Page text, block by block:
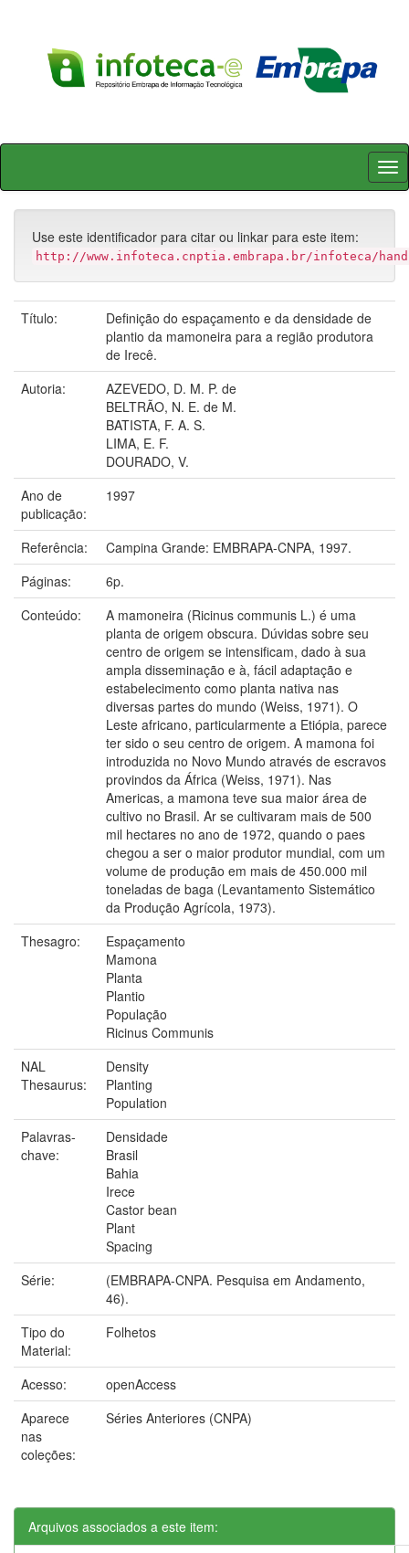
Skip
Use este identificador para citar ou linkar para este item:
http://www.infoteca.cnptia.embrapa.br/infoteca/
Título:
Definição do espaçamento e da densidade de
plantio da mamoneira para a região produtora
de Irecê.
Autoria:
AZEVEDO, D. M. P. de
BELTRÃO, N. E. de M.
BATISTA, F. A. S.
LIMA, E. F.
DOURADO, V.
Ano de
publicação:
1997
Referência:
Campina Grande: EMBRAPA-CNPA, 1997.
Páginas:
6p.
Conteúdo:
A mamoneira (Ricinus communis L.) é uma
planta de origem obscura. Dúvidas sobre seu
centro de origem se intensificam, dado à sua
ampla disseminação e à, fácil adaptação e
estabelecimento como planta nativa nas
diversas partes do mundo (Weiss, 1971). O
Leste africano, particularmente a Etiópia, parece
ter sido o seu centro de origem. A mamona foi
introduzida no Novo Mundo através de escravos
provindos da África (Weiss, 1971). Nas
Americas, a mamona teve sua maior área de
cultivo no Brasil. Ar se cultivaram mais de 500
mil hectares no ano de 1972, quando o paes
chegou a ser o maior produtor mundial, com um
volume de produção em mais de 450.000 mil
toneladas de baga (Levantamento Sistemático
da Produção Agrícola, 1973).
Thesagro:
Espaçamento
Mamona
Planta
Plantio
População
Ricinus Communis
NAL
Thesaurus:
Density
Planting
Population
Palavras-
chave:
Densidade
Brasil
Bahia
Irece
Castor bean
Plant
Spacing
Série:
(EMBRAPA-CNPA. Pesquisa em Andamento,
46).
Tipo do
Material:
Folhetos
Acesso:
openAccess
Aparece
nas
coleções:
Séries Anteriores (CNPA)
Arquivos associados a este item: